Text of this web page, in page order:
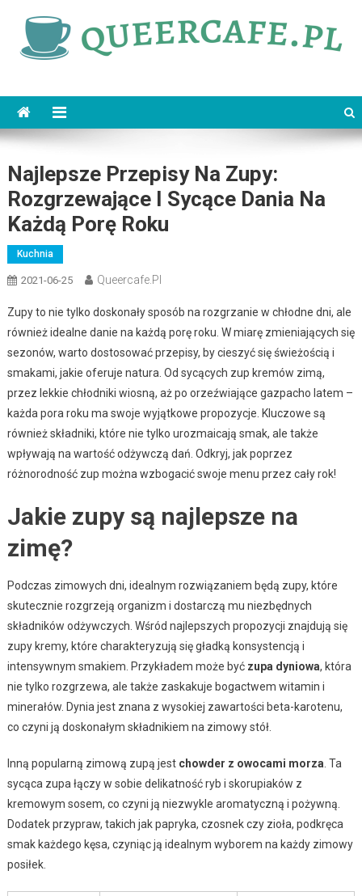
content
Najlepsze Przepisy Na Zupy:
Rozgrzewające I Sycące Dania Na
Każdą Porę Roku
Kuchnia
2021-06-25 Queercafe.pl
Zupy to nie tylko doskonały sposób na rozgrzanie w chłodne dni, ale
również idealne danie na każdą porę roku. W miarę zmieniających się
sezonów, warto dostosować przepisy, by cieszyć się świeżością i
smakami, jakie oferuje natura. Od sycących zup kremów zimą,
przez lekkie chłodniki wiosną, aż po orzeźwiające gazpacho latem –
każda pora roku ma swoje wyjątkowe propozycje. Kluczowe są
również składniki, które nie tylko urozmaicają smak, ale także
wpływają na wartość odżywczą dań. Odkryj, jak poprzez
różnorodność zup można wzbogacić swoje menu przez cały rok!
Jakie zupy są najlepsze na
zimę?
Podczas zimowych dni, idealnym rozwiązaniem będą zupy, które
skutecznie rozgrzeją organizm i dostarczą mu niezbędnych
składników odżywczych. Wśród najlepszych propozycji znajdują się
zupy kremy, które charakteryzują się gładką konsystencją i
intensywnym smakiem. Przykładem może być zupa dyniowa, która
nie tylko rozgrzewa, ale także zaskakuje bogactwem witamin i
minerałów. Dynia jest znana z wysokiej zawartości beta-karotenu,
co czyni ją doskonałym składnikiem na zimowy stół.
Inną popularną zimową zupą jest chowder z owocami morza . Ta
sycąca zupa łączy w sobie delikatność ryb i skorupiaków z
kremowym sosem, co czyni ją niezwykle aromatyczną i pożywną.
Dodatek przypraw, takich jak papryka, czosnek czy zioła, podkręca
smak każdego kęsa, czyniąc ją idealnym wyborem na każdy zimowy
posiłek.